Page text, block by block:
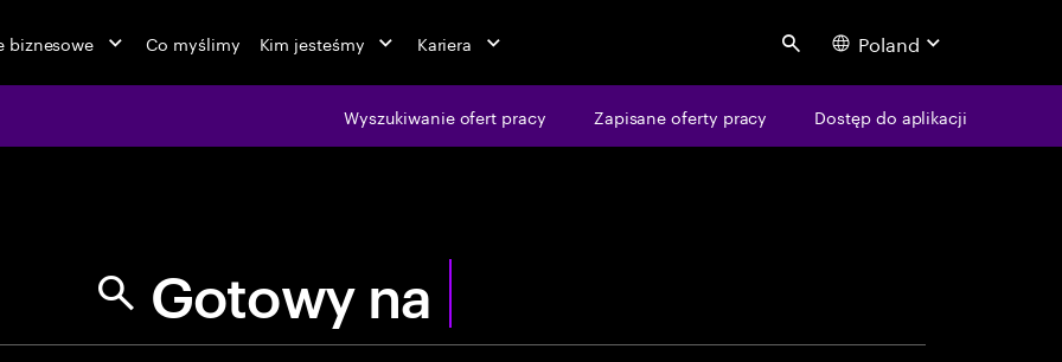
biznesowe Co myślimy Kim jesteśmy Kariera Search Poland
at Accenture
Wyszukiwanie ofert pracy Zapisane oferty pracy Dostęp do aplikacji
G